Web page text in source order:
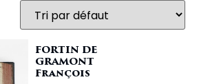
FORTIN DE
GRAMONT
François